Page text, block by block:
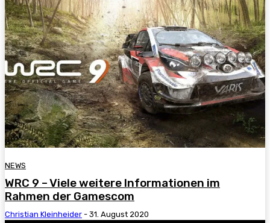
NEWS
WRC 9 – Viele weitere Informationen im
Rahmen der Gamescom
Christian Kleinheider - 31. August 2020